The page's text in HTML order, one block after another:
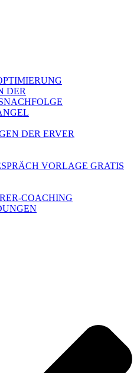
DER
DER ERVER
VORLAGE GRATIS
COACHING